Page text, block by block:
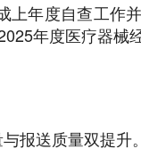
年度自查工作
年度医疗器
报送质量双提升。